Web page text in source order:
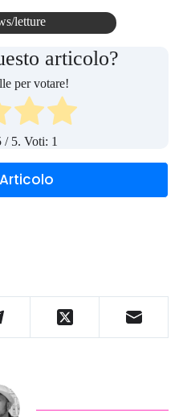
letture
articolo?
per votare!
/ 5. Voti: 1